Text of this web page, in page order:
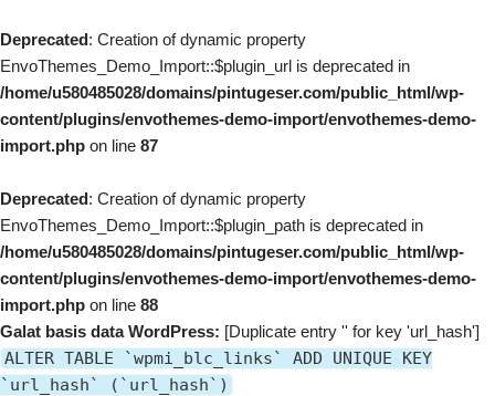
Deprecated: Creation of dynamic property
EnvoThemes_Demo_Import::$plugin_url is deprecated in
/home/u580485028/domains/pintugeser.com/public_html/wp-
content/plugins/envothemes-demo-import/envothemes-demo-
import.php on line 87
Deprecated: Creation of dynamic property
EnvoThemes_Demo_Import::$plugin_path is deprecated in
/home/u580485028/domains/pintugeser.com/public_html/wp-
content/plugins/envothemes-demo-import/envothemes-demo-
import.php on line 88
Galat basis data WordPress: [Duplicate entry '' for key 'url_hash']
ALTER TABLE `wpmi_blc_links` ADD UNIQUE KEY
`url_hash` (`url_hash`)